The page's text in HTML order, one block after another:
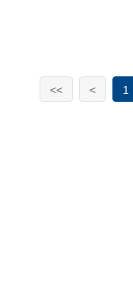
<< < 1